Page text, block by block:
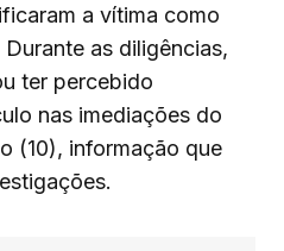
a vítima como
as diligências,
ter percebido
nas imediações do
(10), informação que